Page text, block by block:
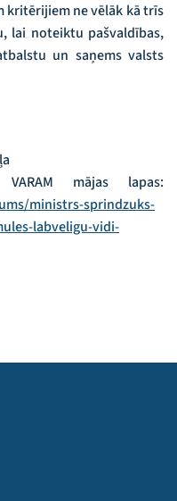
ne vēlāk kā trīs
lai noteiktu pašvaldības,
un saņems valsts
mājas lapas:
ministrs-sprindzuks-
labveligu-vidi-